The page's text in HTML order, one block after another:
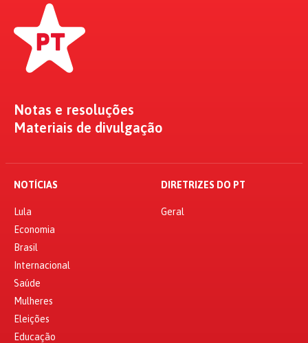
Notas e resoluções
Materiais de divulgação
NOTÍCIAS
Lula
Economia
Brasil
Internacional
Saúde
Mulheres
Eleições
Educação
DIRETRIZES DO PT
Geral